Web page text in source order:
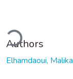
Authors
Elhamdaoui, Malika